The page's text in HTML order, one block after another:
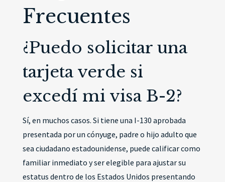
Frecuentes
¿Puedo solicitar una
tarjeta verde si
excedí mi visa B-2?
Sí, en muchos casos. Si tiene una I-130 aprobada
presentada por un cónyuge, padre o hijo adulto que
sea ciudadano estadounidense, puede calificar como
familiar inmediato y ser elegible para ajustar su
estatus dentro de los Estados Unidos presentando